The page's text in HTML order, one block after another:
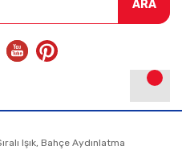
ARA
Işık, Bahçe Aydınlatma